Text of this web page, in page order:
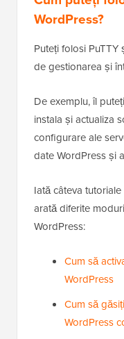
WordPress?
Puteți folosi
de gestionarea și
De exemplu, îl
instala și actualiza
configurare ale
date WordPress și
Iată câteva
arată diferite
WordPress:
Cum să
WordPress
Cum să
WordPress